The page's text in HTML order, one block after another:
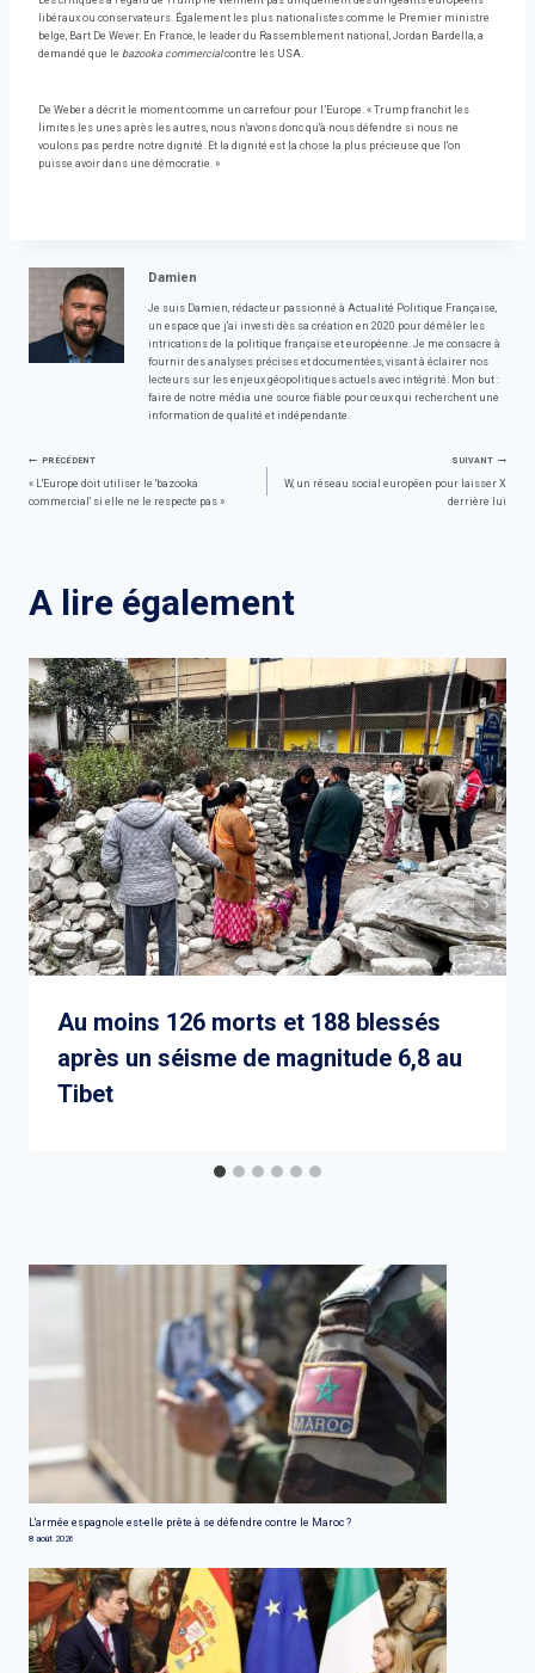
libéraux ou conservateurs. Également les plus nationalistes comme le Premier ministre
belge, Bart De Wever. En France, le leader du Rassemblement national, Jordan Bardella, a
demandé que le bazooka commercialcontre les USA.
De Weber a décrit le moment comme un carrefour pour l’Europe. « Trump franchit les
limites les unes après les autres, nous n'avons donc qu'à nous défendre si nous ne
voulons pas perdre notre dignité. Et la dignité est la chose la plus précieuse que l'on
puisse avoir dans une démocratie. »
Damien
Je suis Damien, rédacteur passionné à Actualité Politique Française,
un espace que j'ai investi dès sa création en 2020 pour démêler les
intrications de la politique française et européenne. Je me consacre à
fournir des analyses précises et documentées, visant à éclairer nos
lecteurs sur les enjeux géopolitiques actuels avec intégrité. Mon but :
faire de notre média une source fiable pour ceux qui recherchent une
information de qualité et indépendante.
Navigation
PRÉCÉDENT
« L'Europe doit utiliser le 'bazooka
commercial' si elle ne le respecte pas »
SUIVANT
W, un réseau social européen pour laisser X
derrière lui
A lire également
Au moins 126 morts et 188 blessés
après un séisme de magnitude 6,8 au
Tibet
L'armée espagnole est-elle prête à se défendre contre le Maroc ?
8 août 2026